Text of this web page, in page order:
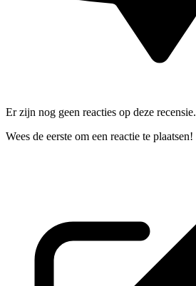
Er zijn nog geen reacties op deze recensie.
Wees de eerste om een reactie te plaatsen!